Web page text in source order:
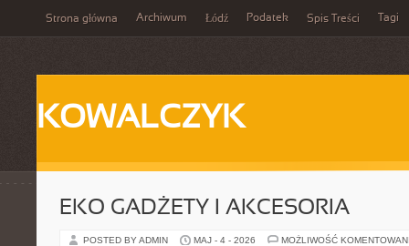
Strona główna Archiwum Łódź Podatek Spis Treści Tagi
KOWALCZYK
EKO GADŻETY I AKCESORIA
POSTED BY ADMIN MAJ - 4 - 2026 MOŻLIWOŚĆ